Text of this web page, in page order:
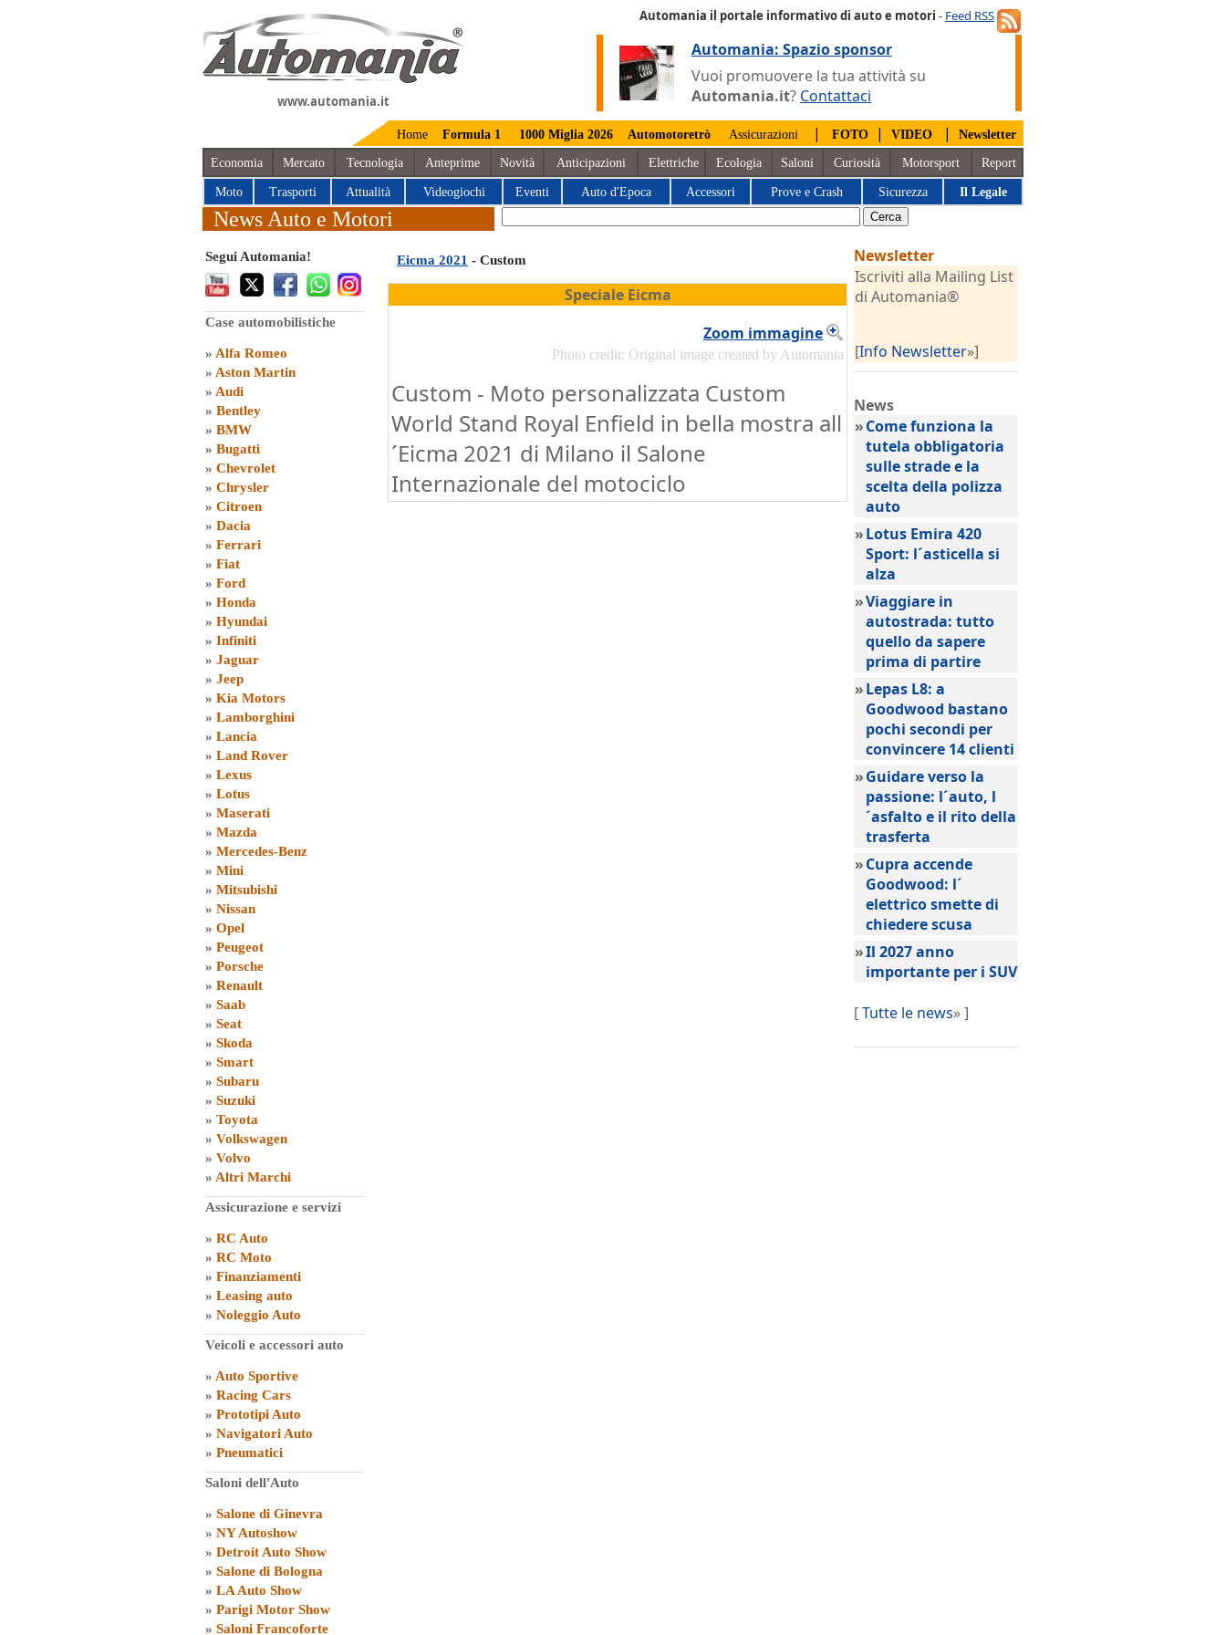
www.automania.it
Automania il portale informativo di auto e motori - Feed RSS
Automania: Spazio sponsor
Vuoi promuovere la tua attività su
Automania.it? Contattaci
Home Formula 1 1000 Miglia 2026 Automotoretrò Assicurazioni | FOTO | VIDEO | Newsletter
Economia Mercato Tecnologia Anteprime Novità Anticipazioni Elettriche Ecologia Saloni Curiosità Motorsport Report
Moto Trasporti Attualità Videogiochi Eventi Auto d'Epoca Accessori Prove e Crash Sicurezza Il Legale
News Auto e Motori
Segui Automania!
Case automobilistiche
» Alfa Romeo
» Aston Martin
» Audi
» Bentley
» BMW
» Bugatti
» Chevrolet
» Chrysler
» Citroen
» Dacia
» Ferrari
» Fiat
» Ford
» Honda
» Hyundai
» Infiniti
» Jaguar
» Jeep
» Kia Motors
» Lamborghini
» Lancia
» Land Rover
» Lexus
» Lotus
» Maserati
» Mazda
» Mercedes-Benz
» Mini
» Mitsubishi
» Nissan
» Opel
» Peugeot
» Porsche
» Renault
» Saab
» Seat
» Skoda
» Smart
» Subaru
» Suzuki
» Toyota
» Volkswagen
» Volvo
» Altri Marchi
Assicurazione e servizi
» RC Auto
» RC Moto
» Finanziamenti
» Leasing auto
» Noleggio Auto
Veicoli e accessori auto
» Auto Sportive
» Racing Cars
» Prototipi Auto
» Navigatori Auto
» Pneumatici
Saloni dell'Auto
» Salone di Ginevra
» NY Autoshow
» Detroit Auto Show
» Salone di Bologna
» LA Auto Show
» Parigi Motor Show
» Saloni Francoforte
Eicma 2021 - Custom
Speciale Eicma
Zoom immagine
Photo credit: Original image created by Automania
Custom - Moto personalizzata Custom
World Stand Royal Enfield in bella mostra all
´Eicma 2021 di Milano il Salone
Internazionale del motociclo
Newsletter
Iscriviti alla Mailing List
di Automania®
[Info Newsletter»]
News
»Come funziona la
tutela obbligatoria
sulle strade e la
scelta della polizza
auto
»Lotus Emira 420
Sport: l´asticella si
alza
»Viaggiare in
autostrada: tutto
quello da sapere
prima di partire
»Lepas L8: a
Goodwood bastano
pochi secondi per
convincere 14 clienti
»Guidare verso la
passione: l´auto, l
´asfalto e il rito della
trasferta
»Cupra accende
Goodwood: l´
elettrico smette di
chiedere scusa
»Il 2027 anno
importante per i SUV
[Tutte le news» ]